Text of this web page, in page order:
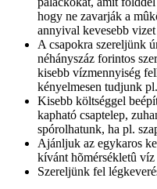
hogy ne zavarják a
annyival kevesebb
A csapokra szereljünk
néhányszáz forintos
kisebb vízmennyiség
kényelmesen tudjunk
Kisebb költséggel
kapható csaptelep,
spórolhatunk, ha pl.
Ajánljuk az egykaros
kívánt hõmérsékletû
Szereljünk fel